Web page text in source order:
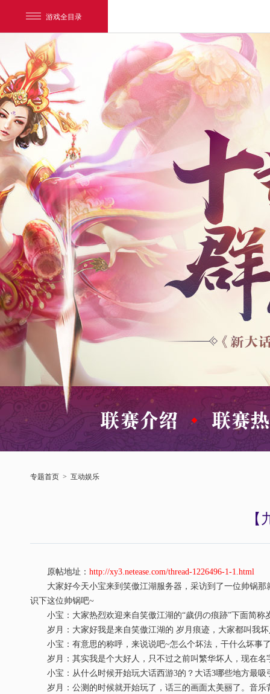
游戏全目录
网易游戏
游戏爱好者
我的足迹： 新大话3经典版
专题首页 > 互动娱乐
原帖地址： http://xy3.netease.com/thread-1226496-1-1.html
大家好今天小宝来到笑傲江湖服务器，采访到了一位帅锅那
识下这位帅锅吧~
小宝：大家热烈欢迎来自笑傲江湖的“歲仴の痕跡”下面简称
岁月：大家好我是来自笑傲江湖的 岁月痕迹，大家都叫我坏
小宝：有意思的称呼，来说说吧~怎么个坏法，干什么坏事
岁月：其实我是个大好人，只不过之前叫繁华坏人，现在名
小宝：从什么时候开始玩大话西游3的？大话3哪些地方最吸
岁月：公测的时候就开始玩了，话三的画面太美丽了。音乐